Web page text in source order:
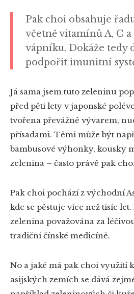
Pak choi obsahuje
včetně vitamínů A, C
vápníku. Dokáže tedy
podpořit imunitní
Já sama jsem tuto zeleninu
před pěti lety v japonské
tvořena převážně vývarem,
přísadami. Těmi může být
bambusové výhonky, kousky
zelenina – často právě pak
Pak choi pochází z východní
kde se pěstuje více než tisíc
zelenina považována za
tradiční čínské medicíně.
No a jaké má pak choi využití
asijských zemích se dává